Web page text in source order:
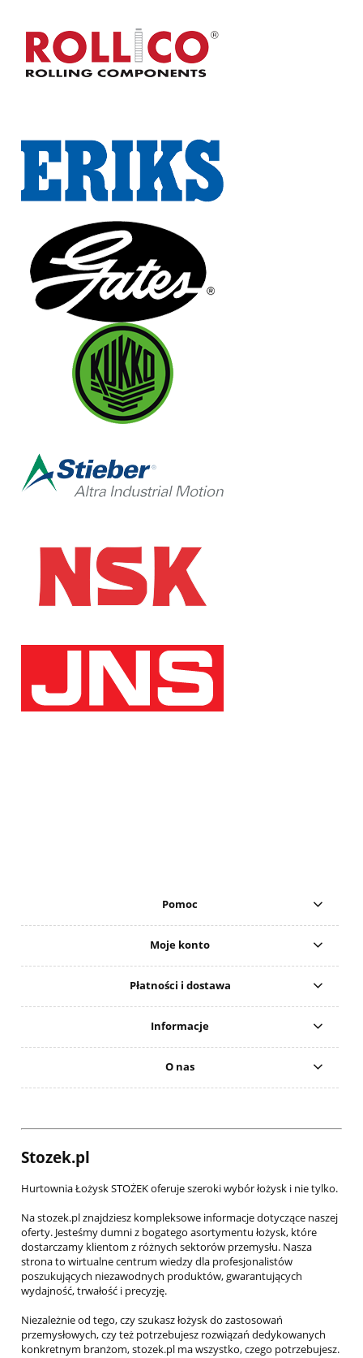
Pomoc
Moje konto
Płatności i dostawa
Informacje
O nas
Stozek.pl
Hurtownia Łożysk STOŻEK oferuje szeroki wybór łożysk i nie tylko.
Na stozek.pl znajdziesz kompleksowe informacje dotyczące naszej
oferty. Jesteśmy dumni z bogatego asortymentu łożysk, które
dostarczamy klientom z różnych sektorów przemysłu. Nasza
strona to wirtualne centrum wiedzy dla profesjonalistów
poszukujących niezawodnych produktów, gwarantujących
wydajność, trwałość i precyzję.
Niezależnie od tego, czy szukasz łożysk do zastosowań
przemysłowych, czy też potrzebujesz rozwiązań dedykowanych
konkretnym branżom, stozek.pl ma wszystko, czego potrzebujesz.